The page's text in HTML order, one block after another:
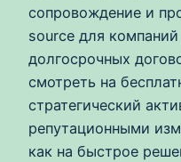
сопровождение и
source для
долгосрочных
смотреть на
стратегический
репутационными
как на быстрое